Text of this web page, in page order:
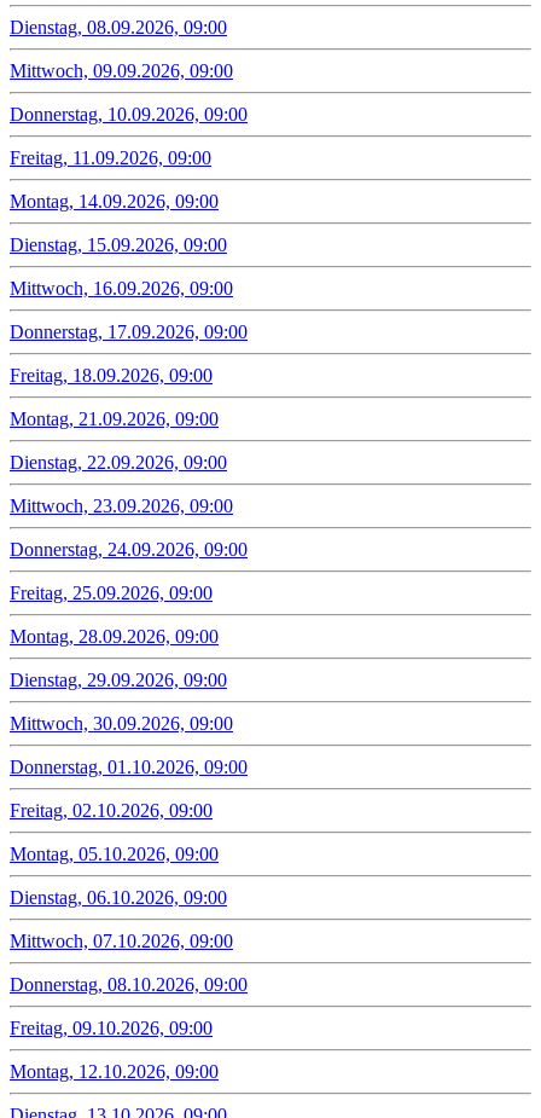
Dienstag, 08.09.2026, 09:00
Mittwoch, 09.09.2026, 09:00
Donnerstag, 10.09.2026, 09:00
Freitag, 11.09.2026, 09:00
Montag, 14.09.2026, 09:00
Dienstag, 15.09.2026, 09:00
Mittwoch, 16.09.2026, 09:00
Donnerstag, 17.09.2026, 09:00
Freitag, 18.09.2026, 09:00
Montag, 21.09.2026, 09:00
Dienstag, 22.09.2026, 09:00
Mittwoch, 23.09.2026, 09:00
Donnerstag, 24.09.2026, 09:00
Freitag, 25.09.2026, 09:00
Montag, 28.09.2026, 09:00
Dienstag, 29.09.2026, 09:00
Mittwoch, 30.09.2026, 09:00
Donnerstag, 01.10.2026, 09:00
Freitag, 02.10.2026, 09:00
Montag, 05.10.2026, 09:00
Dienstag, 06.10.2026, 09:00
Mittwoch, 07.10.2026, 09:00
Donnerstag, 08.10.2026, 09:00
Freitag, 09.10.2026, 09:00
Montag, 12.10.2026, 09:00